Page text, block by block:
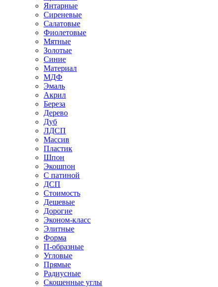
Янтарные
Сиреневые
Салатовые
Фиолетовые
Мятные
Золотые
Синие
Материал
МДФ
Эмаль
Акрил
Береза
Дерево
Дуб
ЛДСП
Массив
Пластик
Шпон
Экошпон
С патиной
ДСП
Стоимость
Дешевые
Дорогие
Эконом-класс
Элитные
Форма
П-образные
Угловые
Прямые
Радиусные
Скошенные углы